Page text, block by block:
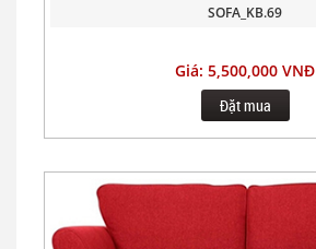
SOFA_KB.69
Giá: 5,500,000 VNĐ
Đặt mua